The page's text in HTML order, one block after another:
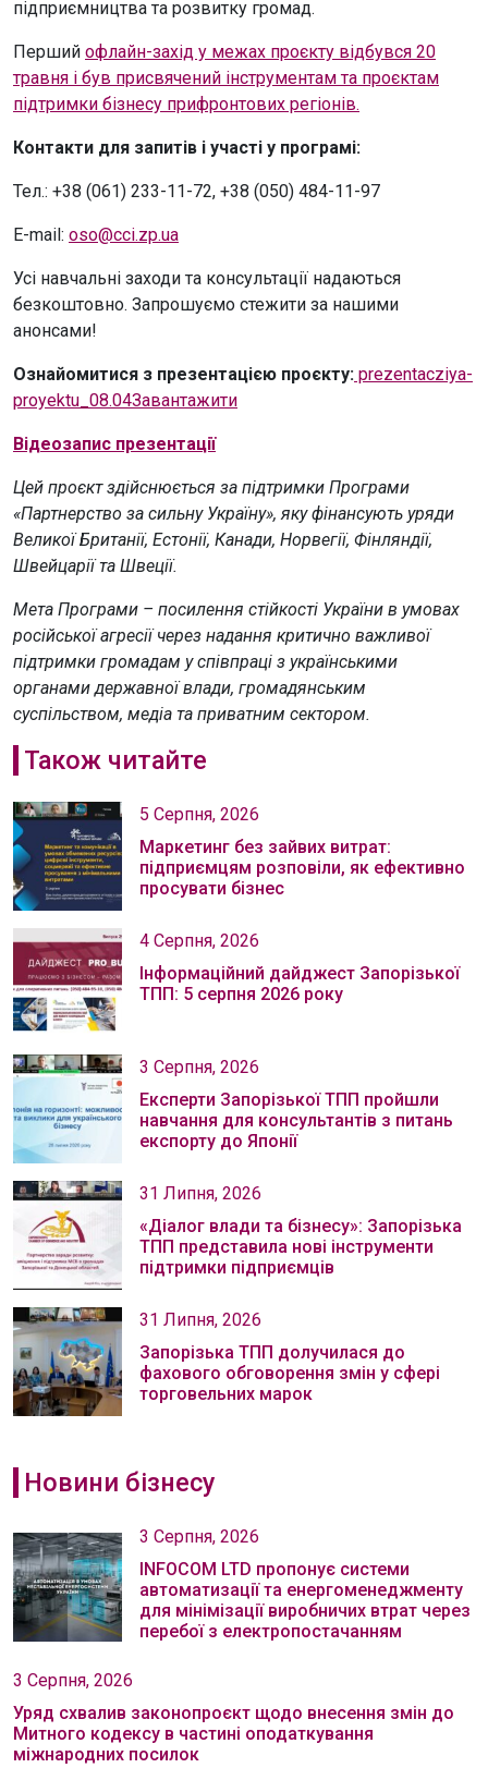
підприємництва та розвитку громад.
Перший офлайн-захід у межах проєкту відбувся 20
травня і був присвячений інструментам та проєктам
підтримки бізнесу прифронтових регіонів.
Контакти для запитів і участі у програмі:
Тел.: +38 (061) 233-11-72, +38 (050) 484-11-97
E-mail: oso@cci.zp.ua
Усі навчальні заходи та консультації надаються
безкоштовно. Запрошуємо стежити за нашими
анонсами!
Ознайомитися з презентацією проєкту: prezentacziya-
proyektu_08.04Завантажити
Відеозапис презентації
Цей проєкт здійснюється за підтримки Програми
«Партнерство за сильну Україну», яку фінансують уряди
Великої Британії, Естонії, Канади, Норвегії, Фінляндії,
Швейцарії та Швеції.
Мета Програми – посилення стійкості України в умовах
російської агресії через надання критично важливої
підтримки громадам у співпраці з українськими
органами державної влади, громадянським
суспільством, медіа та приватним сектором.
Також читайте
5 Серпня, 2026
Маркетинг без зайвих витрат:
підприємцям розповіли, як ефективно
просувати бізнес
4 Серпня, 2026
Інформаційний дайджест Запорізької
ТПП: 5 серпня 2026 року
3 Серпня, 2026
Експерти Запорізької ТПП пройшли
навчання для консультантів з питань
експорту до Японії
31 Липня, 2026
«Діалог влади та бізнесу»: Запорізька
ТПП представила нові інструменти
підтримки підприємців
31 Липня, 2026
Запорізька ТПП долучилася до
фахового обговорення змін у сфері
торговельних марок
Новини бізнесу
3 Серпня, 2026
INFOCOM LTD пропонує системи
автоматизації та енергоменеджменту
для мінімізації виробничих втрат через
перебої з електропостачанням
3 Серпня, 2026
Уряд схвалив законопроєкт щодо внесення змін до
Митного кодексу в частині оподаткування
міжнародних посилок